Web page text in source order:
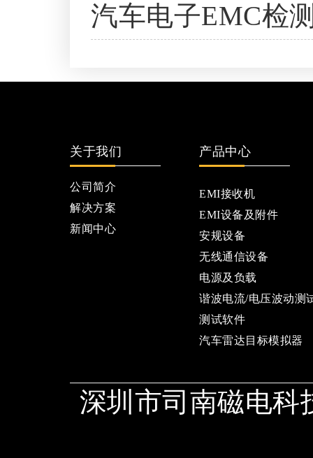
汽车电子EMC检
关于我们
公司简介
解决方案
新闻中心
产品中心
EMI接收机
EMI设备及附件
安规设备
无线通信设备
电源及负载
谐波电流/电压波动测
测试软件
汽车雷达目标模拟器
深圳市司南磁电